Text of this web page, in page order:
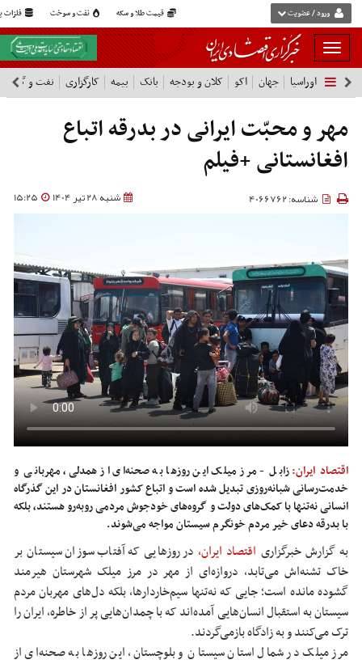
قیمت طلا و سکه نفت و سوخت فلزات ورود / عضویت
بار
و
بسته
نمودن
فهرست
اوراسیا جهان اکو کلان و بودجه بانک بیمه کارگزاری نفت و گاز
مهر و محبّت ایرانی در بدرقه ‌اتباع
افغانستانی +فیلم
شنبه 28 تیر 1404 15:25 شناسه: 4066762
اقتصاد ایران:زابل - مرز میلک این روزها به صحنه‌ای از همدلی، مهربانی و
خدمت‌رسانی شبانه‌روزی تبدیل شده است و اتباع کشور افغانستان در این گذرگاه
انسانی نه‌تنها با کمک‌های دولت و گروه‌های خودجوش مردمی روبه‌رو هستند، بلکه
با بدرقه دعای خیر مردم خونگرم سیستان مواجه می‌شوند.
به گزارش خبرگزاری اقتصاد ایران، در روزهایی که آفتاب سوزان سیستان بر
خاک تشنه‌اش می‌تابد، دروازه‌ای از مهر در مرز میلک شهرستان هیرمند
گشوده مانده است؛ جایی که نه‌تنها سیم‌خاردارها، بلکه دل‌های مهربان مردم
سیستان به استقبال انسان‌هایی آمده‌اند که با چمدان‌هایی پر از خاطره، ایران را
ترک می‌کنند و به زادگاه بازمی‌گردند.
مرز میلک در شمال استان سیستان و بلوچستان، این روزها به صحنه‌ای از